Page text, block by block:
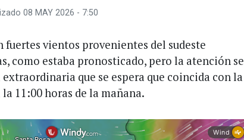
08 MAY 2026 - 7:50
fuertes vientos provenientes del sudeste
como estaba pronosticado, pero la atención se
que se espera que coincida con la
11:00 horas de la mañana.